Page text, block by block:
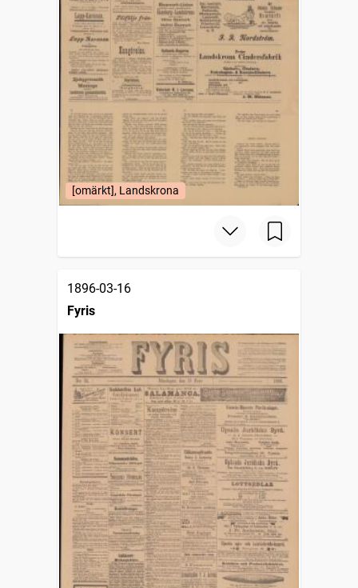
[omärkt], Landskrona
1896-03-16
Fyris